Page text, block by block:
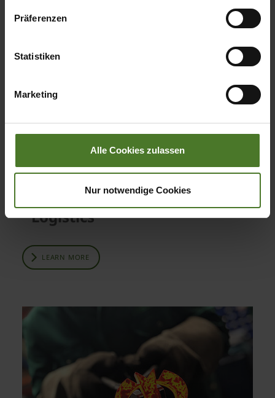
Wir setzen im Rahmen des Trackings auch Dienstleister
in Drittländern außerhalb der EU mit abweichenden
Datenschutzbestimmungen ein, wodurch das Risiko von
behördlichen Zugriffen bzw. von Kontrollverlust bzgl.
Datenschutzhinweise
Präferenzen
Statistiken
Marketing
Alle Cookies zulassen
Nur notwendige Cookies
Logistics
LEARN MORE